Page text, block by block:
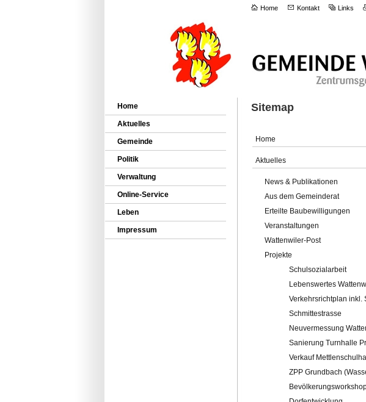
Home Kontakt Links
Home
Aktuelles
Gemeinde
Politik
Verwaltung
Online-Service
Leben
Impressum
Sitemap
Home
Aktuelles
News & Publikationen
Aus dem Gemeinderat
Erteilte Baubewilligungen
Veranstaltungen
Wattenwiler-Post
Projekte
Schulsozialarbeit
Lebenswertes
Verkehrsrichtplan inkl.
Schmittestrasse
Neuvermessung
Sanierung Turnhalle
Verkauf
ZPP Grundbach